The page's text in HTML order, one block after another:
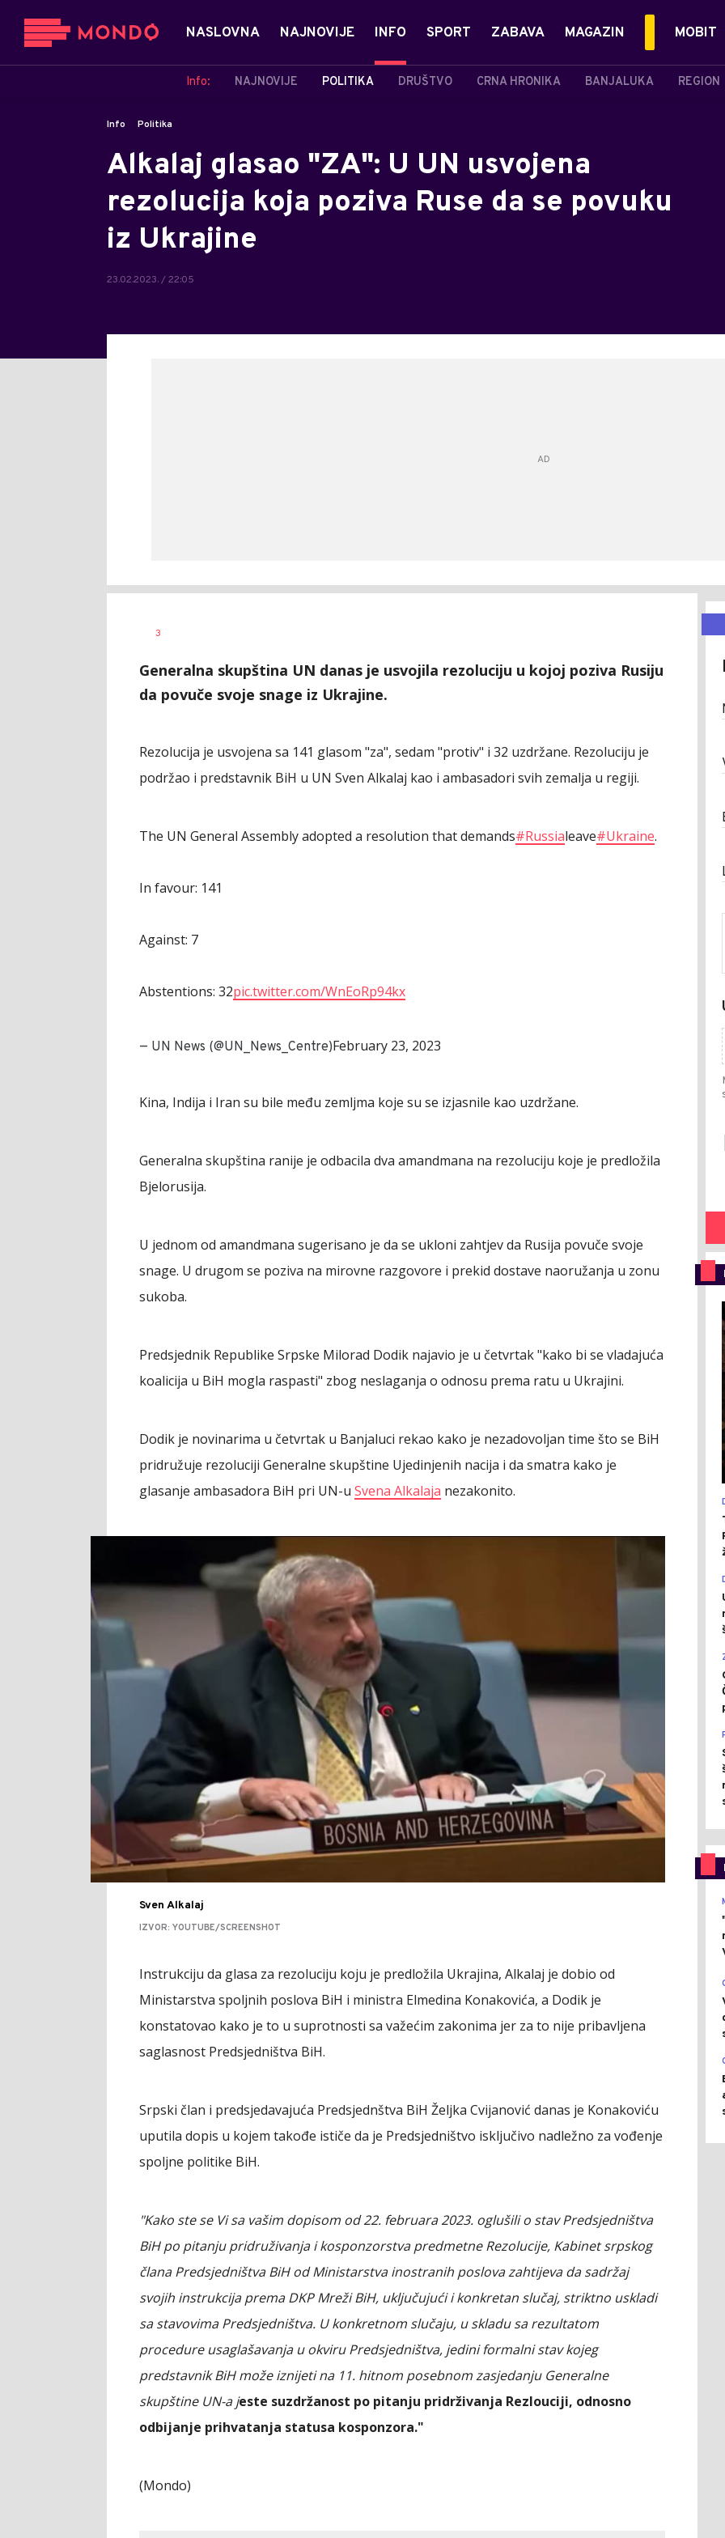
NASLOVNA NAJNOVIJE INFO
Info: NAJNOVIJE POLITIKA DRUŠTVO CRNA HRONIKA BANJALUKA REGION
SPORT ZABAVA MAGAZIN MOBIT
Info Politika
Alkalaj glasao "ZA": U UN usvojena
rezolucija koja poziva Ruse da se povuku
iz Ukrajine
23.02.2023. / 22:05
AUTOR
3
Generalna skupština UN danas je usvojila rezoluciju u kojoj poziva Rusiju
da povuče svoje snage iz Ukrajine.
Rezolucija je usvojena sa 141 glasom "za", sedam "protiv" i 32 uzdržane. Rezoluciju je
podržao i predstavnik BiH u UN Sven Alkalaj kao i ambasadori svih zemalja u regiji.
The UN General Assembly adopted a resolution that demands#Russialeave#Ukraine.
In favour: 141
Against: 7
Abstentions: 32pic.twitter.com/WnEoRp94kx
— UN News (@UN_News_Centre)February 23, 2023
Kina, Indija i Iran su bile među zemljma koje su se izjasnile kao uzdržane.
Generalna skupština ranije je odbacila dva amandmana na rezoluciju koje je predložila
Bjelorusija.
U jednom od amandmana sugerisano je da se ukloni zahtjev da Rusija povuče svoje
snage. U drugom se poziva na mirovne razgovore i prekid dostave naoružanja u zonu
sukoba.
Predsjednik Republike Srpske Milorad Dodik najavio je u četvrtak "kako bi se vladajuća
koalicija u BiH mogla raspasti" zbog neslaganja o odnosu prema ratu u Ukrajini.
Dodik je novinarima u četvrtak u Banjaluci rekao kako je nezadovoljan time što se BiH
pridružuje rezoluciji Generalne skupštine Ujedinjenih nacija i da smatra kako je
glasanje ambasadora BiH pri UN-u Svena Alkalaja nezakonito.
Sven Alkalaj
IZVOR: YOUTUBE/SCREENSHOT
Instrukciju da glasa za rezoluciju koju je predložila Ukrajina, Alkalaj je dobio od
Ministarstva spoljnih poslova BiH i ministra Elmedina Konakovića, a Dodik je
konstatovao kako je to u suprotnosti sa važećim zakonima jer za to nije pribavljena
saglasnost Predsjedništva BiH.
Srpski član i predsjedavajuća Predsjednštva BiH Željka Cvijanović danas je Konakoviću
uputila dopis u kojem takođe ističe da je Predsjedništvo isključivo nadležno za vođenje
spoljne politike BiH.
"Kako ste se Vi sa vašim dopisom od 22. februara 2023. oglušili o stav Predsjedništva
BiH po pitanju pridruživanja i kosponzorstva predmetne Rezolucije, Kabinet srpskog
člana Predsjedništva BiH od Ministarstva inostranih poslova zahtijeva da sadržaj
svojih instrukcija prema DKP Mreži BiH, uključujući i konkretan slučaj, striktno uskladi
sa stavovima Predsjedništva. U konkretnom slučaju, u skladu sa rezultatom
procedure usaglašavanja u okviru Predsjedništva, jedini formalni stav kojeg
predstavnik BiH može iznijeti na 11. hitnom posebnom zasjedanju Generalne
skupštine UN-a jeste suzdržanost po pitanju pridrživanja Rezlouciji, odnosno
odbijanje prihvatanja statusa kosponzora."
(Mondo)